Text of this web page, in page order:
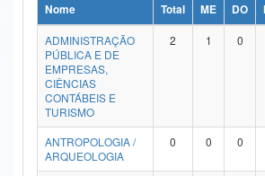
Ministério da Ciência, Tecnologia, Inovações e
Ministério do Meio Ambiente
Ministério do Turismo
Ministério do Desenvolvimento Regional
Controladoria-Geral da União
Nome Total ME DO
ADMINISTRAÇÃO
PÚBLICA E DE
EMPRESAS,
CIÊNCIAS
CONTÁBEIS E
TURISMO
2 1 0
ANTROPOLOGIA /
ARQUEOLOGIA
0 0 0